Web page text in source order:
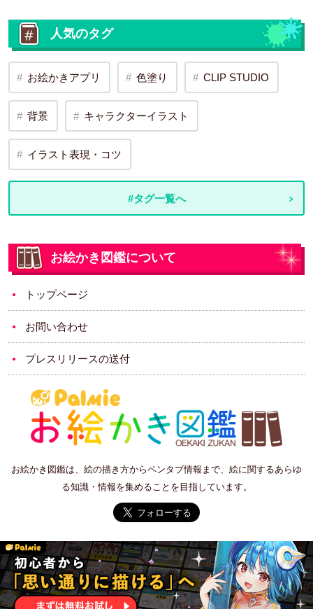
人気のタグ
お絵かきアプリ 色塗り CLIP STUDIO
背景 キャラクターイラスト
イラスト表現・コツ
#タグ一覧へ
お絵かき図鑑について
トップページ
お問い合わせ
プレスリリースの送付
お絵かき図鑑は、絵の描き方からペンタブ情報まで、絵に関するあらゆ
る知識・情報を集めることを目指しています。